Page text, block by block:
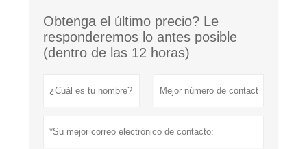
Obtenga el último precio? Le
responderemos lo antes posible
(dentro de las 12 horas)